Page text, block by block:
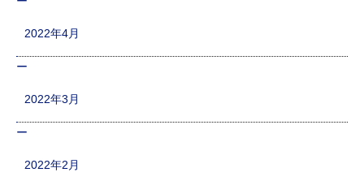
2022年4月
2022年3月
2022年2月